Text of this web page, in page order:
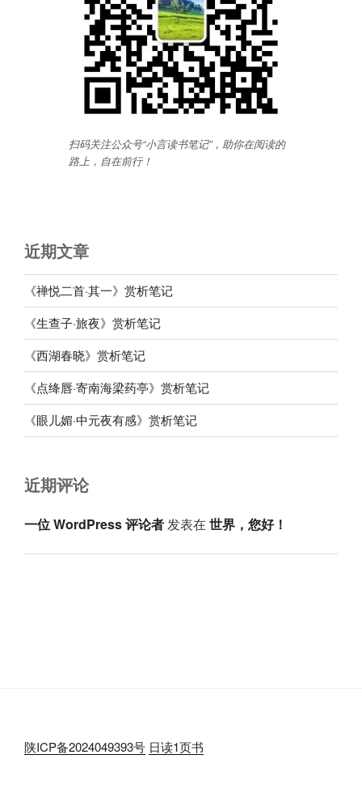
扫码关注公众号“小言读书笔记”，助你在阅读的
路上，自在前行！
近期文章
《禅悦二首·其一》赏析笔记
《生查子·旅夜》赏析笔记
《西湖春晓》赏析笔记
《点绛唇·寄南海梁药亭》赏析笔记
《眼儿媚·中元夜有感》赏析笔记
近期评论
一位 WordPress 评论者发表在 世界，您好！
陕ICP备2024049393号 日读1页书